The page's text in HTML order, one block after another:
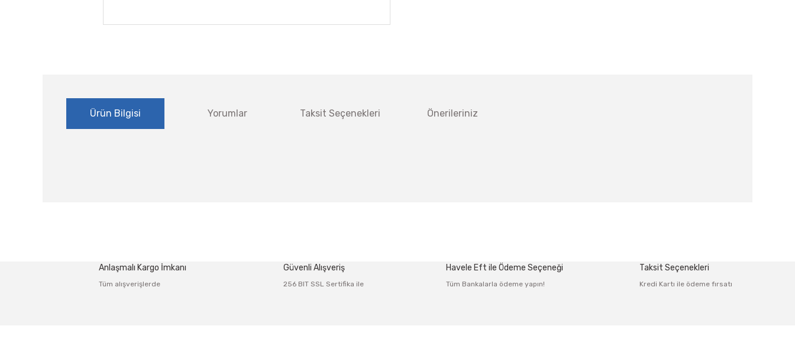
Ürün Bilgisi Yorumlar Taksit Seçenekleri Önerileriniz
Anlaşmalı Kargo İmkanı
Tüm alışverişlerde
Güvenli Alışveriş
256 BIT SSL Sertifika ile
Havele Eft ile Ödeme Seçeneği
Tüm Bankalarla ödeme yapın!
Taksit Seçenekleri
Kredi Kartı ile ödeme fırsatı